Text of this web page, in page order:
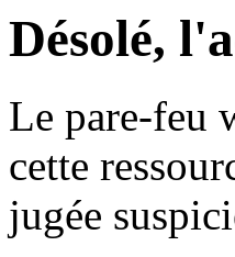
Désolé,
Le pare-feu
cette
jugée